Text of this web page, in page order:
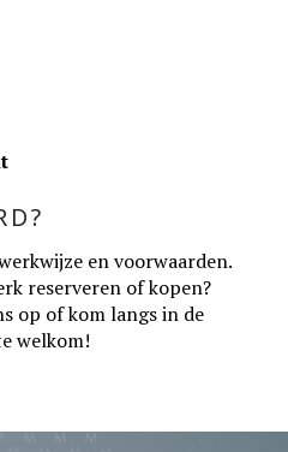
en voorwaarden.
reserveren of kopen?
op of kom langs in de
welkom!